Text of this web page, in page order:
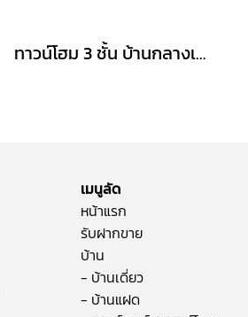
ทาวน์โฮม 3 ชั้น บ้านกลางเมือง งามวงศ์วาน (ขนาด 18 ตร.ว.) งามวงศ์วาน 47 แยก 6 (ซ.ชินเขต 2/6) ใกล้การไฟฟ้าส่วนภูมิภาค(สำนักงานใหญ่) หลักสี่ กทม. : Baan Klang Muang Ngamwongwan
เมนูลัด
หน้าแรก
รับฝากขาย
บ้าน
- บ้านเดี่ยว
- บ้านแฝด